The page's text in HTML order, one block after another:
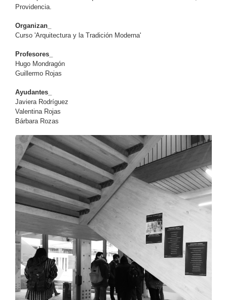
Providencia.
Organizan_
Curso 'Arquitectura y la Tradición Moderna'
Profesores_
Hugo Mondragón
Guillermo Rojas
Ayudantes_
Javiera Rodríguez
Valentina Rojas
Bárbara Rozas